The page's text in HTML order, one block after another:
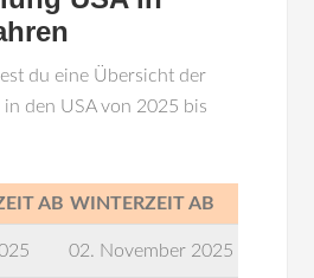
du eine Übersicht der
den USA von 2025 bis
AB WINTERZEIT AB
02. November 2025